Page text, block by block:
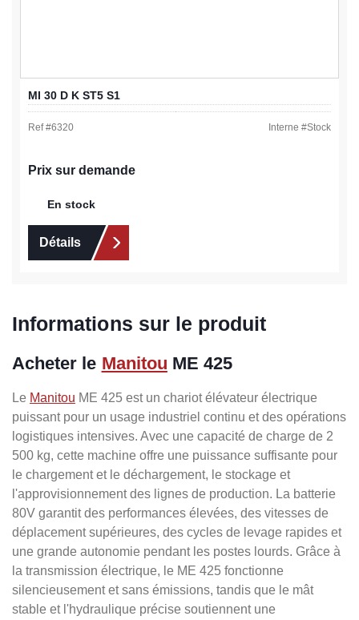
MI 30 D K ST5 S1
Ref #6320 Interne #Stock
Prix sur demande
En stock
Détails
Informations sur le produit
Acheter le Manitou ME 425
Le Manitou ME 425 est un chariot élévateur électrique
puissant pour un usage industriel continu et des opérations
logistiques intensives. Avec une capacité de charge de 2
500 kg, cette machine offre une puissance suffisante pour
le chargement et le déchargement, le stockage et
l'approvisionnement des lignes de production. La batterie
80V garantit des performances élevées, des vitesses de
déplacement supérieures, des cycles de levage rapides et
une grande autonomie pendant les postes lourds. Grâce à
la transmission électrique, le ME 425 fonctionne
silencieusement et sans émissions, tandis que le mât
stable et l'hydraulique précise soutiennent une